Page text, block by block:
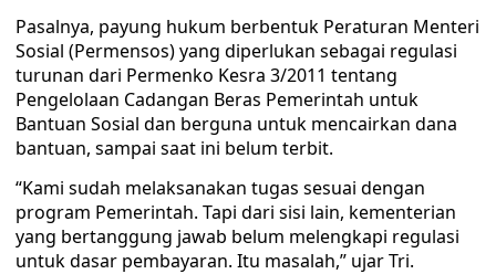
Pasalnya, payung hukum berbentuk Peraturan Menteri
Sosial (Permensos) yang diperlukan sebagai regulasi
turunan dari Permenko Kesra 3/2011 tentang
Pengelolaan Cadangan Beras Pemerintah untuk
Bantuan Sosial dan berguna untuk mencairkan dana
bantuan, sampai saat ini belum terbit.
“Kami sudah melaksanakan tugas sesuai dengan
program Pemerintah. Tapi dari sisi lain, kementerian
yang bertanggung jawab belum melengkapi regulasi
untuk dasar pembayaran. Itu masalah,” ujar Tri.